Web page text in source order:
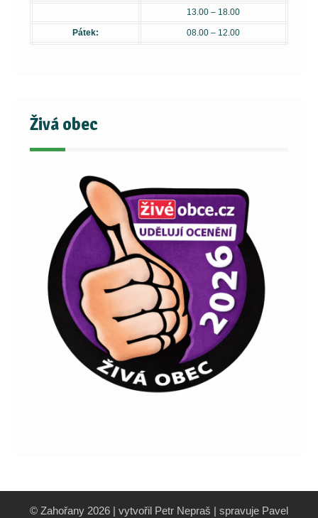
13.00 – 18.00
Pátek: 08.00 – 12.00
Živá obec
© Zahořany 2026 | vytvořil Petr Nepraš | spravuje Pavel